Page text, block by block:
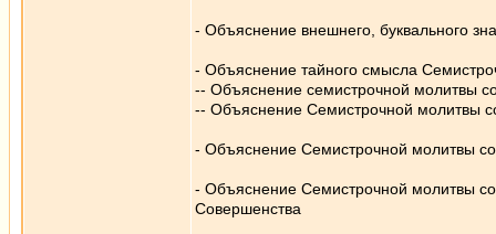
- Объяснение внешнего, буквального
- Объяснение тайного смысла
-- Объяснение семистрочной молитвы
-- Объяснение Семистрочной молитвы
- Объяснение Семистрочной молитвы
- Объяснение Семистрочной молитвы
Совершенства